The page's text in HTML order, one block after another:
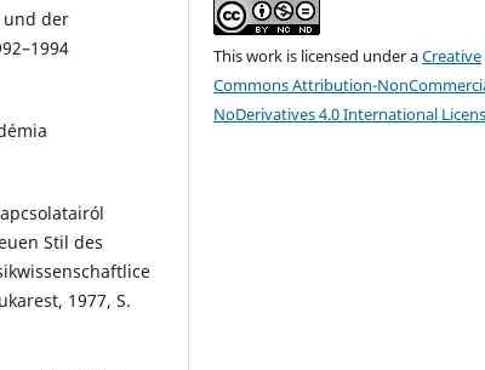
und der
Stil des
1977, S.
This work is licensed under aCreative
Commons Attribution-
NoDerivatives 4.0 International